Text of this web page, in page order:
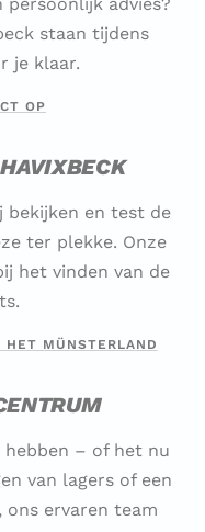
staan tijdens
je klaar.
OP
bekijken en test de
ter plekke. Onze
het vinden van de
MÜNSTERLAND
– of het nu
van lagers of een
ervaren team